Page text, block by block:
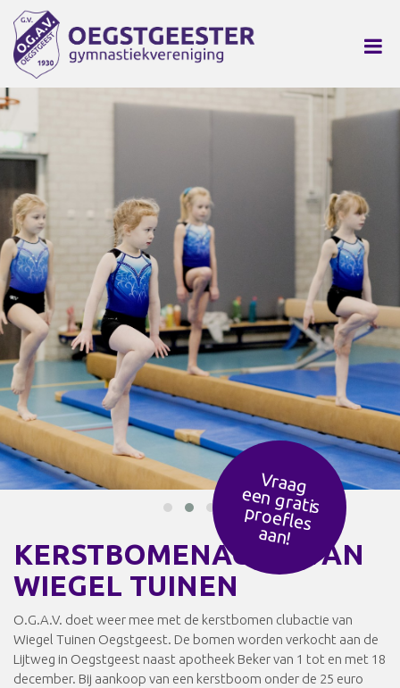
Vraag
een g
ratis
p
ro
efles
aan!
KERSTBOMENACTIE VAN
WIEGEL TUINEN
O.G.A.V. doet weer mee met de kerstbomen clubactie van
Wiegel Tuinen Oegstgeest. De bomen worden verkocht aan de
Lijtweg in Oegstgeest naast apotheek Beker van 1 tot en met 18
december. Bij aankoop van een kerstboom onder de 25 euro